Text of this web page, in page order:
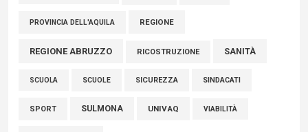
PROVINCIA DELL'AQUILA REGIONE
REGIONE ABRUZZO RICOSTRUZIONE SANITÀ
SCUOLA SCUOLE SICUREZZA SINDACATI
SPORT SULMONA UNIVAQ VIABILITÀ